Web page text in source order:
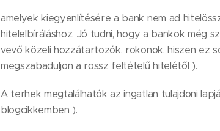
amelyek kiegyenlítésére a bank nem ad
hitelelbíráláshoz. Jó tudni, hogy a bankok még
vevő közeli hozzátartozók, rokonok, hiszen ez
megszabaduljon a rossz feltételű hitelétől ).
A terhek megtalálhatók az ingatlan tulajdoni
blogcikkemben ).